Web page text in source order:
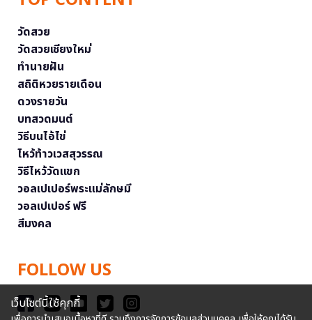
วัดสวย
วัดสวยเชียงใหม่
ทำนายฝัน
สถิติหวยรายเดือน
ดวงรายวัน
บทสวดมนต์
วิธีบนไอ้ไข่
ไหว้ท้าวเวสสุวรรณ
วิธีไหว้วัดแขก
วอลเปเปอร์พระแม่ลักษมี
วอลเปเปอร์ ฟรี
สีมงคล
FOLLOW US
เว็บไซต์นี้ใช้คุกกี้